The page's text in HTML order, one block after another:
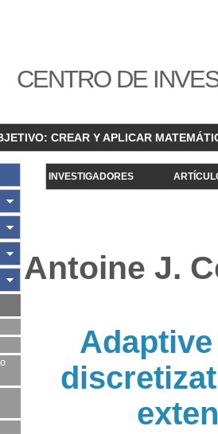
CENTRO DE
CREAR Y APLICAR
INVESTIGADORES
Antoine J.